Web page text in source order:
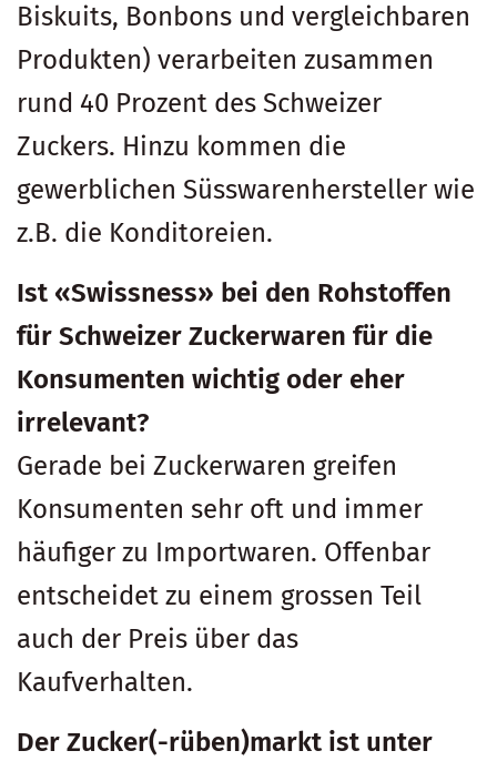
Biskuits, Bonbons und vergleichbaren
Produkten) verarbeiten zusammen
rund 40 Prozent des Schweizer
Zuckers. Hinzu kommen die
gewerblichen Süsswarenhersteller wie
z.B. die Konditoreien.
Ist «Swissness» bei den Rohstoffen
für Schweizer Zuckerwaren für die
Konsumenten wichtig oder eher
irrelevant?
Gerade bei Zuckerwaren greifen
Konsumenten sehr oft und immer
häufiger zu Importwaren. Offenbar
entscheidet zu einem grossen Teil
auch der Preis über das
Kaufverhalten.
Der Zucker(-rüben)markt ist unter